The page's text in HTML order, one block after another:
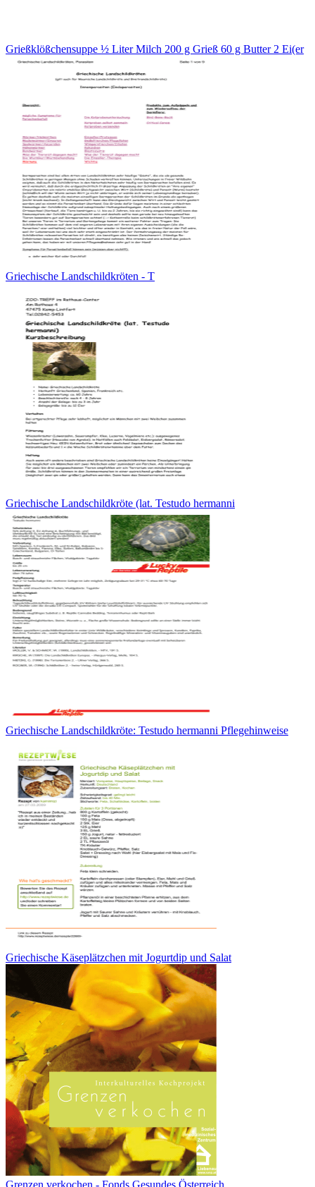
Grießklößchensuppe ½ Liter Milch 200 g Grieß 60 g Butter 2 Ei(er
Griechische Landschildkröten - T
Griechische Landschildkröte (lat. Testudo hermanni
Griechische Landschildkröte: Testudo hermanni Pflegehinweise
Griechische Käseplätzchen mit Jogurtdip und Salat
Grenzen verkochen - Fonds Gesundes Österreich